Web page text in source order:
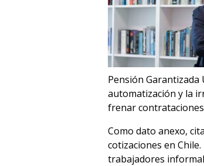
Pensión
automatización y la
frenar
Como dato anexo,
cotizaciones en
trabajadores